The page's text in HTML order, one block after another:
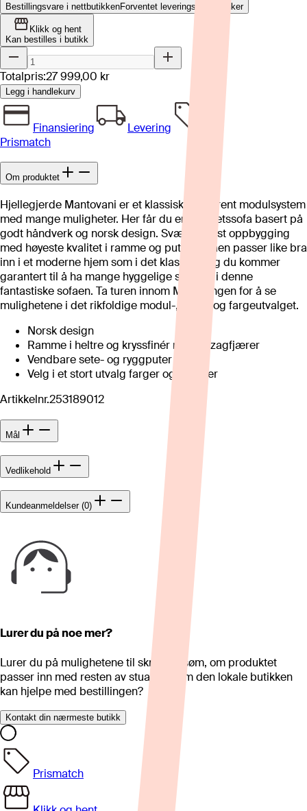
Bestillingsvare i nettbutikkenForventet leveringstid: 6-8 uker
Klikk og hent
Kan bestilles i butikk
Totalpris:27 999,00 kr
Legg i handlekurv
Finansiering
Levering
Prismatch
Om produktet
Hjellegjerde Mantovani er et klassisk og stilrent modulsystem
med mange muligheter. Her får du en kvalitetssofa basert på
godt håndverk og norsk design. Svært robust oppbygging
med høyeste kvalitet i ramme og puter. Sofaen passer like bra
inn i et moderne hjem som i det klassiske og du kommer
garantert til å ha mange hyggelige stunder i denne
fantastiske sofaen. Ta turen innom Møbelringen for å se
mulighetene i det rikfoldige modul-, tekstil og fargeutvalget.
Norsk design
Ramme i heltre og kryssfinér med nozagfjærer
Vendbare sete- og ryggputer
Velg i et stort utvalg farger og tekstiler
Artikkelnr.253189012
Mål
Vedlikehold
Kundeanmeldelser (0)
Lurer du på noe mer?
Lurer du på mulighetene til skreddersøm, om produktet
passer inn med resten av stua eller om den lokale butikken
kan hjelpe med bestillingen?
Kontakt din nærmeste butikk
Prismatch